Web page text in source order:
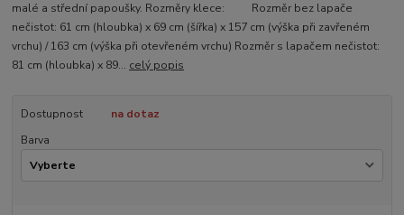
malé a střední papoušky. Rozměry klece: Rozměr bez lapače
nečistot: 61 cm (hloubka) x 69 cm (šířka) x 157 cm (výška při zavřeném
vrchu) / 163 cm (výška při otevřeném vrchu) Rozměr s lapačem nečistot:
81 cm (hloubka) x 89... celý popis
Dostupnost
na dotaz
Barva